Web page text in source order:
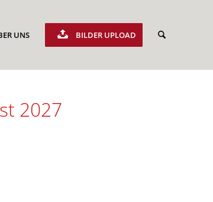
UNS BILDER UPLOAD
2027